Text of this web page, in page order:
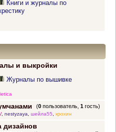
Книги и журналы по
и выкройки
Журналы по вышивке
(0 пользователь,1 гость)
, nestyzaya, шейла55, крохин
дизайнов